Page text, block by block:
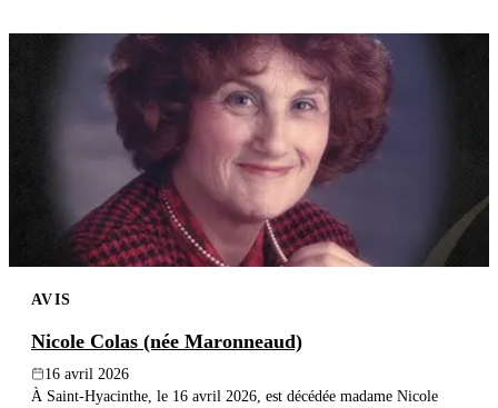
AVIS
Nicole Colas (née Maronneaud)
16 avril 2026
À Saint-Hyacinthe, le 16 avril 2026, est décédée madame Nicole